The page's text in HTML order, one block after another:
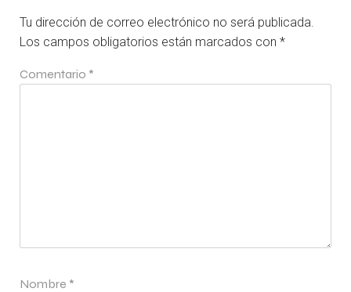
Tu dirección de correo electrónico no será publicada.
Los campos obligatorios están marcados con *
Comentario *
Nombre *